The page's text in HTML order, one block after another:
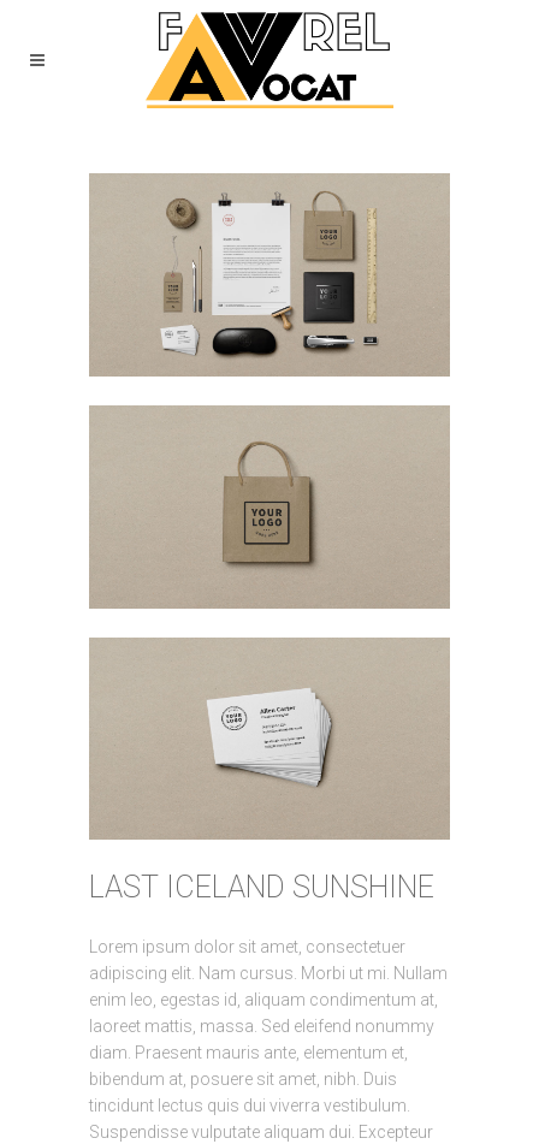
LAST ICELAND SUNSHINE
Lorem ipsum dolor sit amet, consectetuer
adipiscing elit. Nam cursus. Morbi ut mi. Nullam
enim leo, egestas id, aliquam condimentum at,
laoreet mattis, massa. Sed eleifend nonummy
diam. Praesent mauris ante, elementum et,
bibendum at, posuere sit amet, nibh. Duis
tincidunt lectus quis dui viverra vestibulum.
Suspendisse vulputate aliquam dui. Excepteur